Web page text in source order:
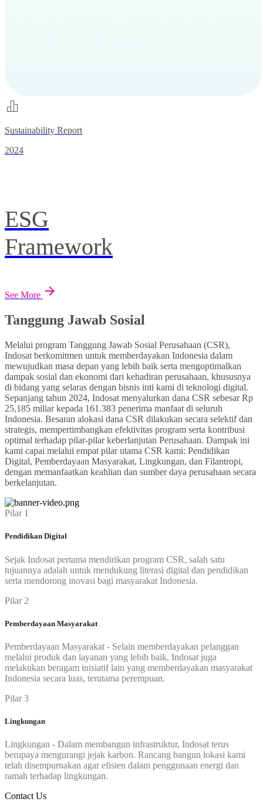
Sustainability Report
2024
ESG
Framework
See More
Tanggung Jawab Sosial
Melalui program Tanggung Jawab Sosial Perusahaan (CSR),
Indosat berkomitmen untuk memberdayakan Indonesia dalam
mewujudkan masa depan yang lebih baik serta mengoptimalkan
dampak sosial dan ekonomi dari kehadiran perusahaan, khususnya
di bidang yang selaras dengan bisnis inti kami di teknologi digital.
Sepanjang tahun 2024, Indosat menyalurkan dana CSR sebesar Rp
25,185 miliar kepada 161.383 penerima manfaat di seluruh
Indonesia. Besaran alokasi dana CSR dilakukan secara selektif dan
strategis, mempertimbangkan efektivitas program serta kontribusi
optimal terhadap pilar-pilar keberlanjutan Perusahaan. Dampak ini
kami capai melalui empat pilar utama CSR kami: Pendidikan
Digital, Pemberdayaan Masyarakat, Lingkungan, dan Filantropi,
dengan memanfaatkan keahlian dan sumber daya perusahaan secara
berkelanjutan.
Pilar 1
Pendidikan Digital
Sejak Indosat pertama mendirikan program CSR, salah satu
tujuannya adalah untuk mendukung literasi digital dan pendidikan
serta mendorong inovasi bagi masyarakat Indonesia.
Pilar 2
Pemberdayaan Masyarakat
Pemberdayaan Masyarakat - Selain memberdayakan pelanggan
melalui produk dan layanan yang lebih baik, Indosat juga
melakukan beragam inisiatif lain yang memberdayakan masyarakat
Indonesia secara luas, terutama perempuan.
Pilar 3
Lingkungan
Lingkungan - Dalam membangun infrastruktur, Indosat terus
berupaya mengurangi jejak karbon. Rancang bangun lokasi kami
telah disempurnakan agar efisien dalam penggunaan energi dan
ramah terhadap lingkungan.
Contact Us